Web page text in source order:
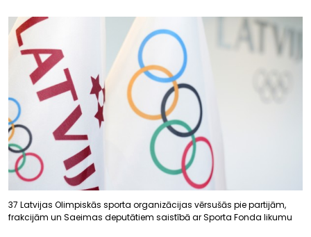
37 Latvijas Olimpiskās sporta organizācijas vērsušās pie partijām,
frakcijām un Saeimas deputātiem saistībā ar Sporta Fonda likumu